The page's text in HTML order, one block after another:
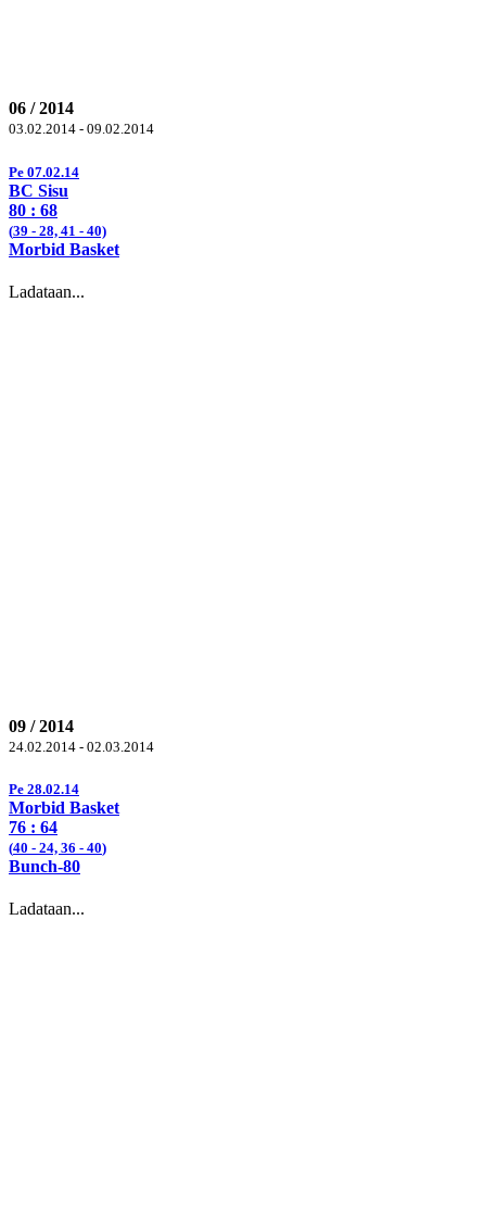
06 / 2014
03.02.2014 - 09.02.2014
Pe 07.02.14
BC Sisu
80 : 68
(39 - 28, 41 - 40)
Morbid Basket
Ladataan...
09 / 2014
24.02.2014 - 02.03.2014
Pe 28.02.14
Morbid Basket
76 : 64
(40 - 24, 36 - 40)
Bunch-80
Ladataan...